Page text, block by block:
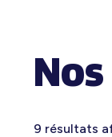
9 résultats